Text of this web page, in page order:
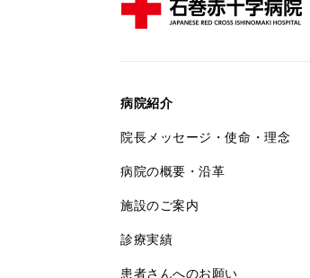
病院紹介
院長メッセージ・使命・理念
病院の概要・沿革
施設のご案内
診療実績
患者さんへのお願い